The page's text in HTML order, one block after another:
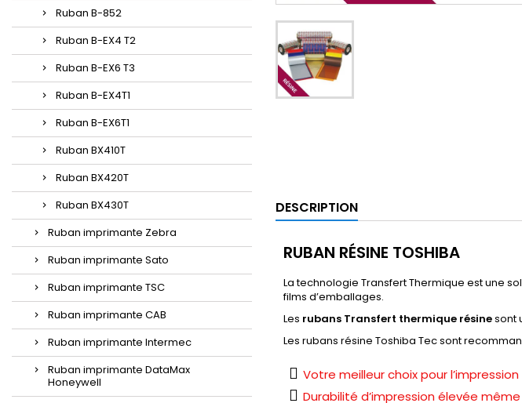
Ruban B-852
Ruban B-EX4 T2
Ruban B-EX6 T3
Ruban B-EX4T1
Ruban B-EX6T1
Ruban BX410T
Ruban BX420T
Ruban BX430T
Ruban imprimante Zebra
Ruban imprimante Sato
Ruban imprimante TSC
Ruban imprimante CAB
Ruban imprimante Intermec
Ruban imprimante DataMax
Honeywell
DESCRIPTION
RUBAN RÉSINE TOSHIBA
La technologie Transfert Thermique est une
films d’emballages.
Les rubans Transfert thermique résinesont
Les rubans résine Toshiba Tec sont
Votre meilleur choix pour
Durabilité d’impression élevée